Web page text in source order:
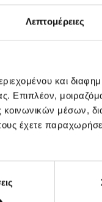
Λεπτομέρειες
και
Επιπλέον,
κοινωνικών μέσων,
έχετε
που αφαιρείται
επιλέξετε.
35 €